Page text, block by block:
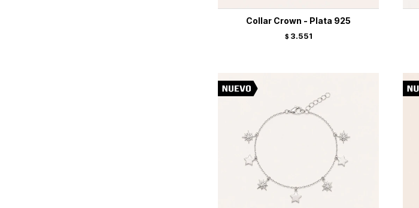
Collar Crown - Plata 925
$ 3.551